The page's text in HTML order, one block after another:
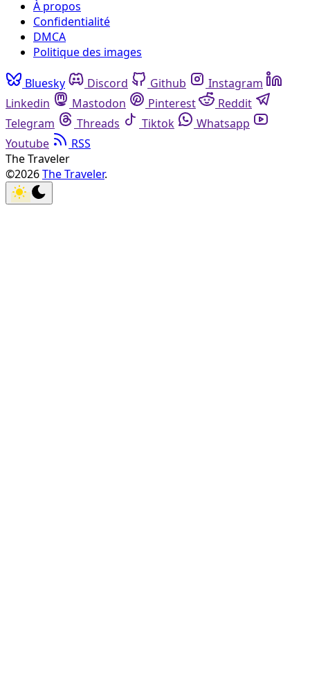
À propos
Confidentialité
DMCA
Politique des images
Bluesky Discord Github
Instagram
Linkedin
Mastodon Pinterest
Reddit
Telegram
Threads Tiktok
Whatsapp
Youtube
RSS
The Traveler
©2026The Traveler.